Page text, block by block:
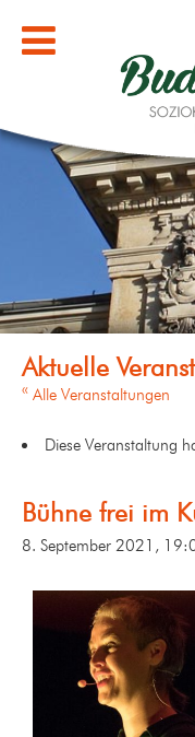
« Alle Veranstaltungen
Diese Veranstaltung
Bühne frei im
8. September 2021,